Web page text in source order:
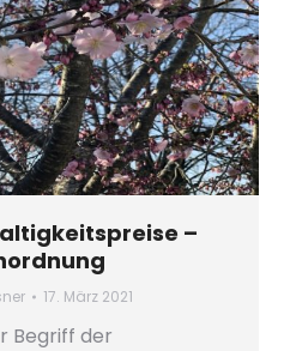
–
17. März 2021
Begriff der